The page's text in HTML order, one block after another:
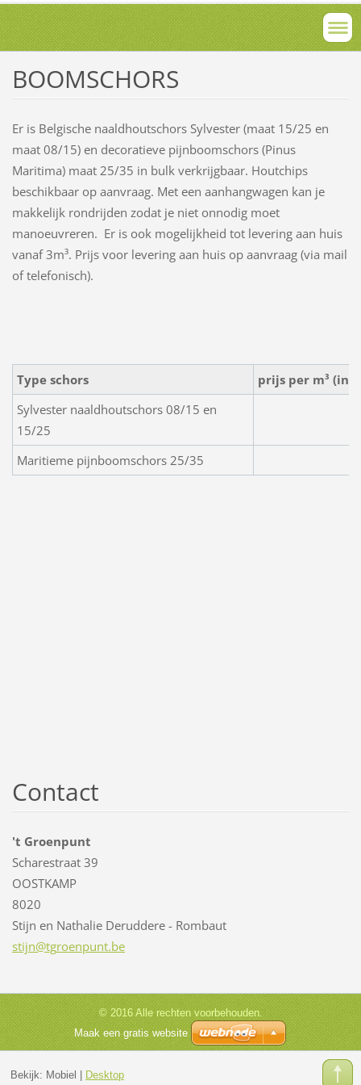
BOOMSCHORS
Er is Belgische naaldhoutschors Sylvester (maat 15/25 en
maat 08/15) en decoratieve pijnboomschors (Pinus
Maritima) maat 25/35 in bulk verkrijgbaar. Houtchips
beschikbaar op aanvraag. Met een aanhangwagen kan je
makkelijk rondrijden zodat je niet onnodig moet
manoeuvreren. Er is ook mogelijkheid tot levering aan huis
vanaf 3m³. Prijs voor levering aan huis op aanvraag (via mail
of telefonisch).
Type schors
prijs per m³ (incl
Sylvester naaldhoutschors 08/15 en
15/25
Maritieme pijnboomschors 25/35
Contact
't Groenpunt
Scharestraat 39
OOSTKAMP
8020
Stijn en Nathalie Deruddere - Rombaut
stijn@tgroenpunt.be
© 2016 Alle rechten voorbehouden.
Maak een gratis website
Bekijk: Mobiel Desktop